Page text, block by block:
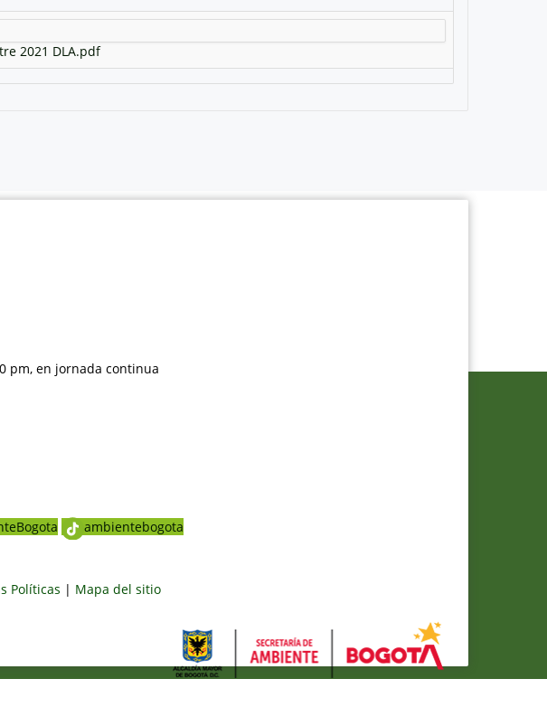
2021 DLA.pdf
pm, en jornada continua
ambientebogota
Políticas | Mapa del sitio